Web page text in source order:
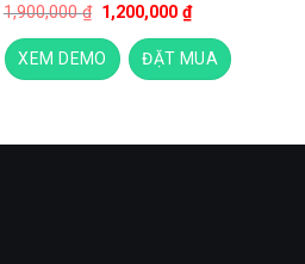
1,900,000₫ Giá
gốc
là:
1,900,000 ₫.
1,200,000₫Giá
hiện
tại
là:
1,200,000 ₫.
XEM DEMO ĐẶT MUA